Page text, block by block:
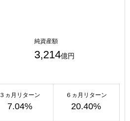
純資産額
3,214億円
３ヵ月リターン
7.04%
６ヵ月リターン
20.40%